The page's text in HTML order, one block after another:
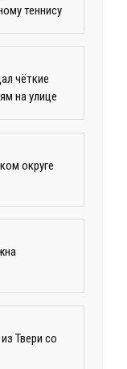
теннису
чёткие
на улице
округе
Твери со